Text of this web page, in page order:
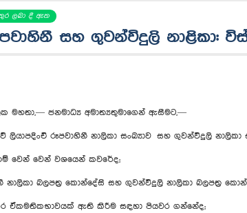
ලබා දී ඇත
රූපවාහිනී සහ ගුවන්විදුලි නාළිකා:
ජනමාධ්‍ය අමාත්‍යතුමාගෙන් ඇසීමට,—
රූපවාහිනී නාලිකා සංඛ්‍යාව සහ ගුවන්විදුලි නාලිකා
වෙන් වශයෙන් කවරේද;
බලපත්‍ර කොන්දේසි සහ ගුවන්විදුලි නාලිකා බලපත්‍ර
ඒකමතිකභාවයක් ඇති කිරීම සඳහා පියවර ගන්නේද;